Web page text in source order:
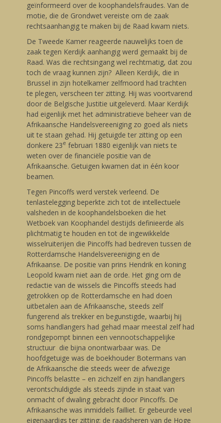
geïnformeerd over de koophandelsfraudes. Van de
motie, die de Grondwet vereiste om de zaak
rechtsaanhangig te maken bij de Raad kwam niets.
De Tweede Kamer reageerde nauwelijks toen de
zaak tegen Kerdijk aanhangig werd gemaakt bij de
Raad. Was die rechtsingang wel rechtmatig, dat zou
toch de vraag kunnen zijn? Alleen Kerdijk, die in
Brussel in zijn hotelkamer zelfmoord had trachten
te plegen, verscheen ter zitting. Hij was voortvarend
door de Belgische Justitie uitgeleverd. Maar Kerdijk
had eigenlijk met het administratieve beheer van de
Afrikaansche Handelsvereeniging zo goed als niets
uit te staan gehad. Hij getuigde ter zitting op een
donkere 23e februari 1880 eigenlijk van niets te
weten over de financiële positie van de
Afrikaansche. Getuigen kwamen dat in één koor
beamen.
Tegen Pincoffs werd verstek verleend. De
tenlastelegging beperkte zich tot de intellectuele
valsheden in de koophandelsboeken die het
Wetboek van Koophandel destijds definieerde als
plichtmatig te houden en tot de ingewikkelde
wisselruiterijen die Pincoffs had bedreven tussen de
Rotterdamsche Handelsvereeniging en de
Afrikaanse. De positie van prins Hendrik en koning
Leopold kwam niet aan de orde. Het ging om de
redactie van de wissels die Pincoffs steeds had
getrokken op de Rotterdamsche en had doen
uitbetalen aan de Afrikaansche, steeds zelf
fungerend als trekker en begunstigde, waarbij hij
soms handlangers had gehad maar meestal zelf had
rondgepompt binnen een vennootschappelijke
structuur die bijna onontwarbaar was. De
hoofdgetuige was de boekhouder Botermans van
de Afrikaansche die steeds weer de afwezige
Pincoffs belastte – en zichzelf en zijn handlangers
verontschuldigde als steeds zijnde in staat van
onmacht of dwaling gebracht door Pincoffs. De
Afrikaansche was inmiddels failliet. Er gebeurde veel
eigenaardigs ter zitting: de raadsheren van de Hoge